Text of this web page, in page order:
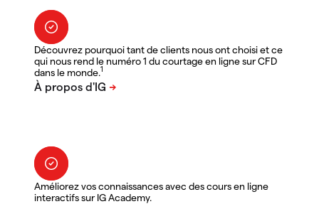
Découvrez pourquoi tant de clients nous ont choisi et ce
qui nous rend le numéro 1 du courtage en ligne sur CFD
dans le monde.1
Améliorez vos connaissances avec des cours en ligne
interactifs sur IG Academy.